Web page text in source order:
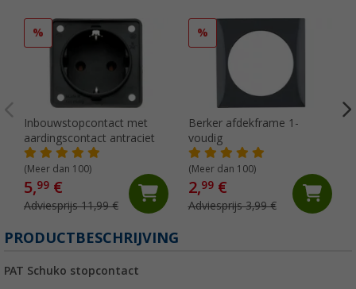
%
Inbouwstopcontact met
aardingscontact antraciet
(Meer dan 100)
5,99 €
Adviesprijs 11,99 €
%
Berker afdekframe 1-
voudig
(Meer dan 100)
2,99€
Adviesprijs 3,99 €
PRODUCTBESCHRIJVING
PAT Schuko stopcontact